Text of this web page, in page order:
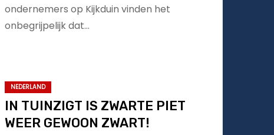
ondernemers op Kijkduin vinden het
onbegrijpelijk dat…
NEDERLAND
IN TUINZIGT IS ZWARTE PIET
WEER GEWOON ZWART!